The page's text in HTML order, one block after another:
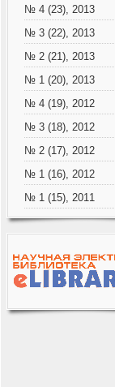
№ 4 (23), 2013
№ 3 (22), 2013
№ 2 (21), 2013
№ 1 (20), 2013
№ 4 (19), 2012
№ 3 (18), 2012
№ 2 (17), 2012
№ 1 (16), 2012
№ 1 (15), 2011